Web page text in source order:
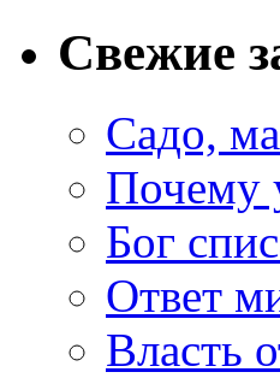
Свежие
Садо,
Почему
Бог
Ответ
Власть